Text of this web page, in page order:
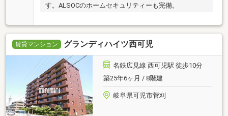
す。ALSOCのホームセキュリティーも完備。
賃貸マンション グランディハイツ西可児
名鉄広見線 西可児駅 徒歩10分
築25年6ヶ月 / 8階建
岐阜県可児市菅刈